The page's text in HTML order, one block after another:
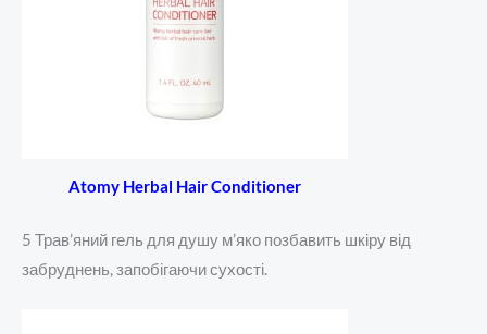
Atomy Herbal Hair Conditioner
5 Трав’яний гель для душу м’яко позбавить шкіру від
забруднень, запобігаючи сухості.